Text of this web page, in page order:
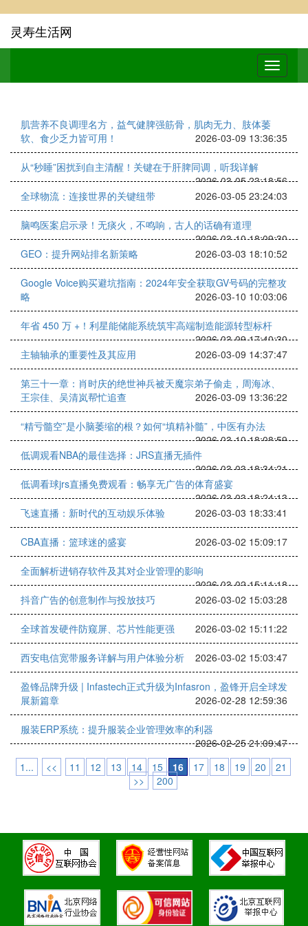
灵寿生活网
肌营养不良调理名方，益气健脾强筋骨，肌肉无力、肢体萎
软、食少乏力皆可用！
2026-03-09 13:36:35
从“秒睡”困扰到自主清醒！关键在于肝脾同调，听我详解
2026-03-05 23:18:56
全球物流：连接世界的关键纽带
2026-03-05 23:24:03
脑鸣医案启示录！无痰火，不鸣响，古人的话确有道理
2026-03-10 18:09:30
GEO：提升网站排名新策略
2026-03-03 18:10:52
Google Voice购买避坑指南：2024年安全获取GV号码的完整攻
略
2026-03-10 10:03:06
年省 450 万 +！利星能储能系统筑牢高端制造能源转型标杆
2026-03-09 17:40:30
主轴轴承的重要性及其应用
2026-03-09 14:37:47
第三十一章：肖时庆的绝世神兵被天魔宗弟子偷走，周海冰、
王宗佳、吴清岚帮忙追查
2026-03-09 13:36:22
“精亏髓空”是小脑萎缩的根？如何“填精补髓”，中医有办法
2026-03-10 18:08:59
低调观看NBA的最佳选择：JRS直播无插件
2026-03-03 18:34:21
低调看球jrs直播免费观看：畅享无广告的体育盛宴
2026-03-03 18:24:13
飞速直播：新时代的互动娱乐体验
2026-03-03 18:33:41
CBA直播：篮球迷的盛宴 2026-03-02 15:09:17
全面解析进销存软件及其对企业管理的影响
2026-03-02 15:11:18
抖音广告的创意制作与投放技巧
2026-03-02 15:03:28
全球首发硬件防窥屏、芯片性能更强 2026-03-02 15:11:22
西安电信宽带服务详解与用户体验分析 2026-03-02 15:03:47
盈锋品牌升级 | Infastech正式升级为Infasron，盈锋开启全球发
展新篇章
2026-02-28 12:59:36
服装ERP系统：提升服装企业管理效率的利器
2026-02-25 21:09:47
1...
<< 11 12 13 14 15 16 17 18 19 20
21
>>
200